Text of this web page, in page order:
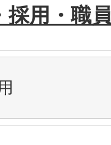
採用・職員